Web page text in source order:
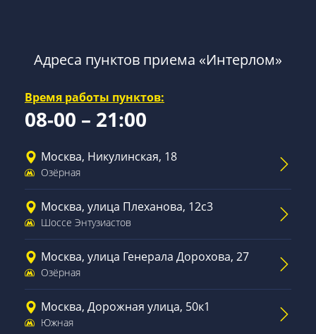
Адреса пунктов приема «Интерлом»
Время работы пунктов:
08-00 – 21:00
Москва, Никулинская, 18
Озёрная
Москва, улица Плеханова, 12с3
Шоссе Энтузиастов
Москва, улица Генерала Дорохова, 27
Озёрная
Москва, Дорожная улица, 50к1
Южная